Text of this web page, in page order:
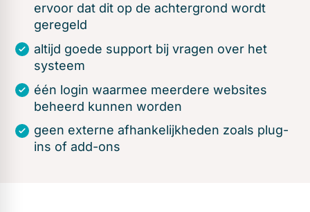
ervoor dat dit op de achtergrond wordt
geregeld
altijd goede support bij vragen over het
systeem
één login waarmee meerdere websites
beheerd kunnen worden
geen externe afhankelijkheden zoals plug-
ins of add-ons